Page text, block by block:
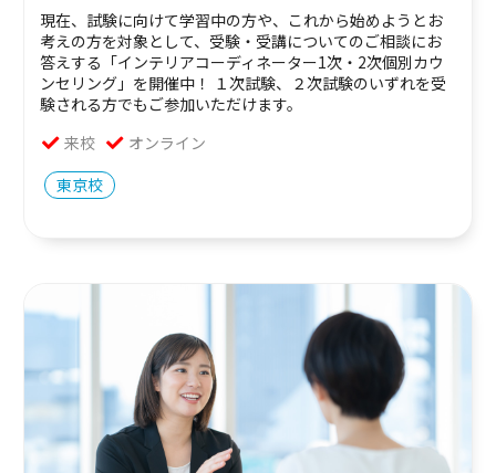
現在、試験に向けて学習中の方や、これから始めようとお
考えの方を対象として、受験・受講についてのご相談にお
答えする「インテリアコーディネーター1次・2次個別カウ
ンセリング」を開催中！ １次試験、２次試験のいずれを受
験される方でもご参加いただけます。
来校
オンライン
東京校